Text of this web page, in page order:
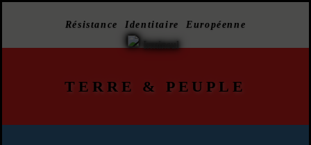
Résistance Identitaire Européenne
TERRE & PEUPLE